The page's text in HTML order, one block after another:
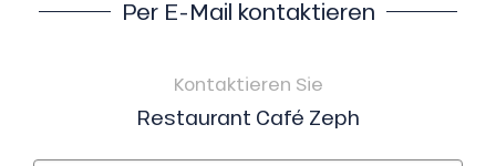
Per E-Mail kontaktieren
Kontaktieren Sie
Restaurant Café Zeph